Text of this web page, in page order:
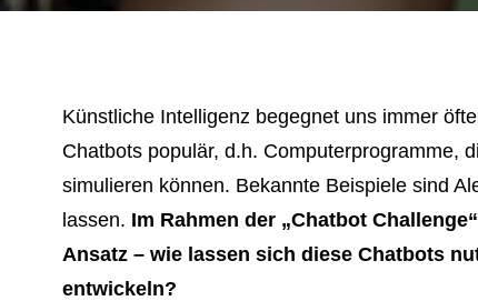
Künstliche Intelligenz begegnet uns immer
Chatbots populär, d.h. Computerprogramme,
simulieren können. Bekannte Beispiele sind
lassen. Im Rahmen der „Chatbot
Ansatz – wie lassen sich diese Chatbots
entwickeln?